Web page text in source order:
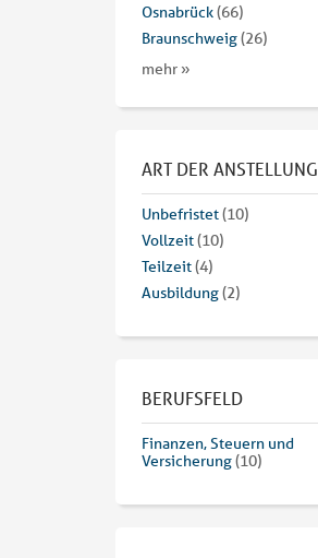
Osnabrück(66)
Braunschweig(26)
mehr »
ART DER ANSTELLUNG
Unbefristet(10)
Vollzeit(10)
Teilzeit(4)
Ausbildung(2)
BERUFSFELD
Finanzen, Steuern und
Versicherung(10)